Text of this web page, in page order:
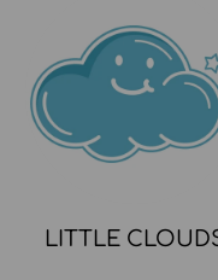
LITTLE